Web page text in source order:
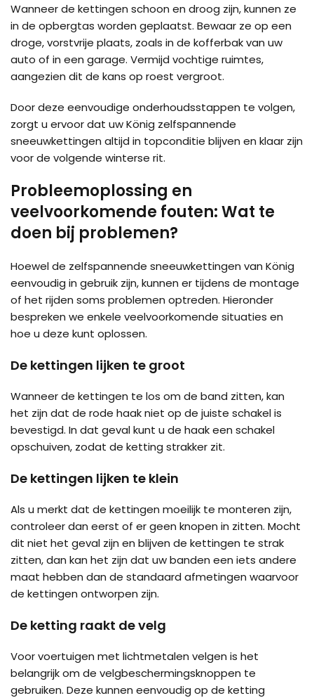
Wanneer de kettingen schoon en droog zijn, kunnen ze
in de opbergtas worden geplaatst. Bewaar ze op een
droge, vorstvrije plaats, zoals in de kofferbak van uw
auto of in een garage. Vermijd vochtige ruimtes,
aangezien dit de kans op roest vergroot.
Door deze eenvoudige onderhoudsstappen te volgen,
zorgt u ervoor dat uw König zelfspannende
sneeuwkettingen altijd in topconditie blijven en klaar zijn
voor de volgende winterse rit.
Probleemoplossing en
veelvoorkomende fouten: Wat te
doen bij problemen?
Hoewel de zelfspannende sneeuwkettingen van König
eenvoudig in gebruik zijn, kunnen er tijdens de montage
of het rijden soms problemen optreden. Hieronder
bespreken we enkele veelvoorkomende situaties en
hoe u deze kunt oplossen.
De kettingen lijken te groot
Wanneer de kettingen te los om de band zitten, kan
het zijn dat de rode haak niet op de juiste schakel is
bevestigd. In dat geval kunt u de haak een schakel
opschuiven, zodat de ketting strakker zit.
De kettingen lijken te klein
Als u merkt dat de kettingen moeilijk te monteren zijn,
controleer dan eerst of er geen knopen in zitten. Mocht
dit niet het geval zijn en blijven de kettingen te strak
zitten, dan kan het zijn dat uw banden een iets andere
maat hebben dan de standaard afmetingen waarvoor
de kettingen ontworpen zijn.
De ketting raakt de velg
Voor voertuigen met lichtmetalen velgen is het
belangrijk om de velgbeschermingsknoppen te
gebruiken. Deze kunnen eenvoudig op de ketting